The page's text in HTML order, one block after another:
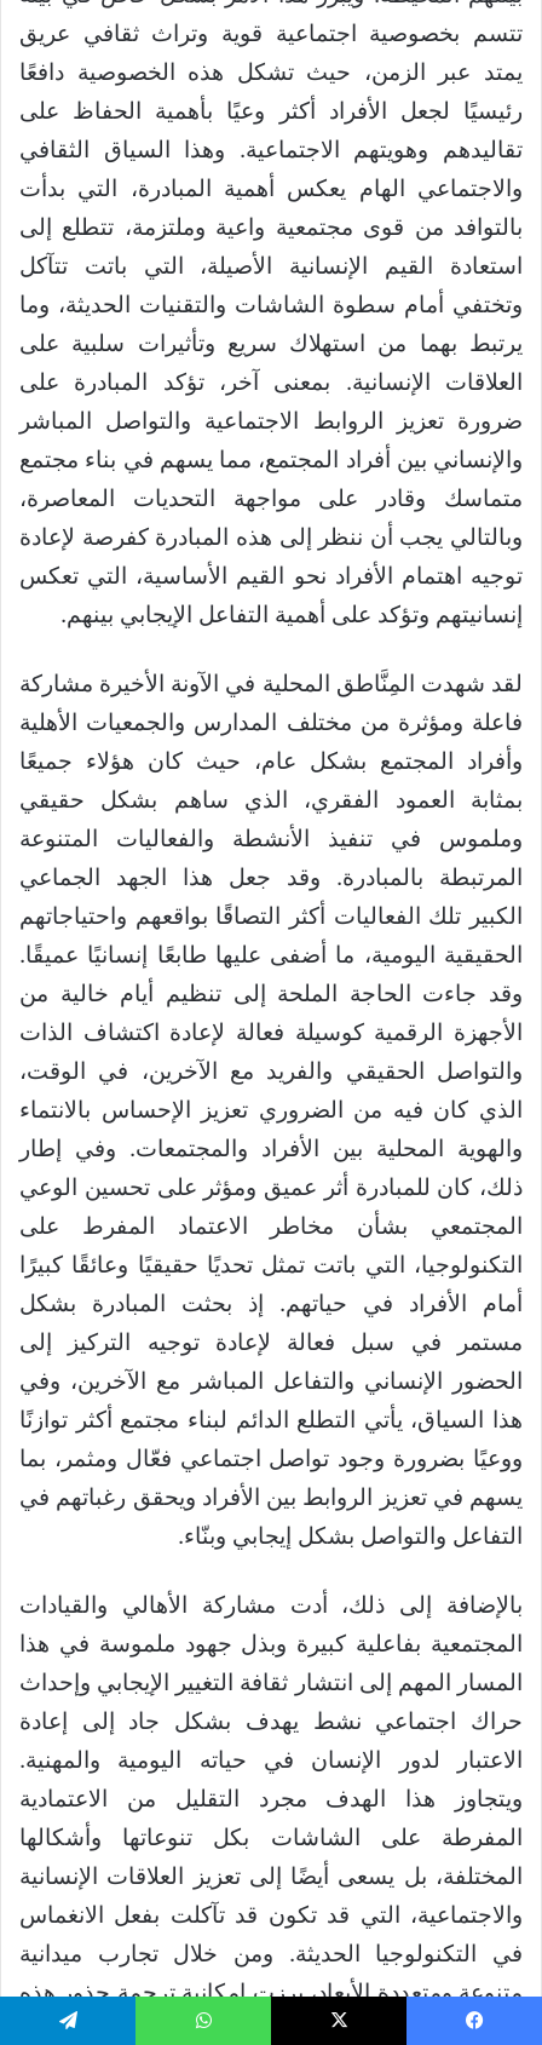
تتسم بخصوصية اجتماعية قوية وتراث ثقافي عريق
يمتد عبر الزمن، حيث تشكل هذه الخصوصية دافعًا
رئيسيًا لجعل الأفراد أكثر وعيًا بأهمية الحفاظ على
تقاليدهم وهويتهم الاجتماعية. وهذا السياق الثقافي
والاجتماعي الهام يعكس أهمية المبادرة، التي بدأت
بالتوافد من قوى مجتمعية واعية وملتزمة، تتطلع إلى
استعادة القيم الإنسانية الأصيلة، التي باتت تتآكل
وتختفي أمام سطوة الشاشات والتقنيات الحديثة، وما
يرتبط بهما من استهلاك سريع وتأثيرات سلبية على
العلاقات الإنسانية. بمعنى آخر، تؤكد المبادرة على
ضرورة تعزيز الروابط الاجتماعية والتواصل المباشر
والإنساني بين أفراد المجتمع، مما يسهم في بناء مجتمع
متماسك وقادر على مواجهة التحديات المعاصرة،
وبالتالي يجب أن ننظر إلى هذه المبادرة كفرصة لإعادة
توجيه اهتمام الأفراد نحو القيم الأساسية، التي تعكس
إنسانيتهم وتؤكد على أهمية التفاعل الإيجابي بينهم.
لقد شهدت المِنَّاطق المحلية في الآونة الأخيرة مشاركة
فاعلة ومؤثرة من مختلف المدارس والجمعيات الأهلية
وأفراد المجتمع بشكل عام، حيث كان هؤلاء جميعًا
بمثابة العمود الفقري، الذي ساهم بشكل حقيقي
وملموس في تنفيذ الأنشطة والفعاليات المتنوعة
المرتبطة بالمبادرة. وقد جعل هذا الجهد الجماعي
الكبير تلك الفعاليات أكثر التصاقًا بواقعهم واحتياجاتهم
الحقيقية اليومية، ما أضفى عليها طابعًا إنسانيًا عميقًا.
وقد جاءت الحاجة الملحة إلى تنظيم أيام خالية من
الأجهزة الرقمية كوسيلة فعالة لإعادة اكتشاف الذات
والتواصل الحقيقي والفريد مع الآخرين، في الوقت،
الذي كان فيه من الضروري تعزيز الإحساس بالانتماء
والهوية المحلية بين الأفراد والمجتمعات. وفي إطار
ذلك، كان للمبادرة أثر عميق ومؤثر على تحسين الوعي
المجتمعي بشأن مخاطر الاعتماد المفرط على
التكنولوجيا، التي باتت تمثل تحديًا حقيقيًا وعائقًا كبيرًا
أمام الأفراد في حياتهم. إذ بحثت المبادرة بشكل
مستمر في سبل فعالة لإعادة توجيه التركيز إلى
الحضور الإنساني والتفاعل المباشر مع الآخرين، وفي
هذا السياق، يأتي التطلع الدائم لبناء مجتمع أكثر توازنًا
ووعيًا بضرورة وجود تواصل اجتماعي فعّال ومثمر، بما
يسهم في تعزيز الروابط بين الأفراد ويحقق رغباتهم في
التفاعل والتواصل بشكل إيجابي وبنّاء.
بالإضافة إلى ذلك، أدت مشاركة الأهالي والقيادات
المجتمعية بفاعلية كبيرة وبذل جهود ملموسة في هذا
المسار المهم إلى انتشار ثقافة التغيير الإيجابي وإحداث
حراك اجتماعي نشط يهدف بشكل جاد إلى إعادة
الاعتبار لدور الإنسان في حياته اليومية والمهنية.
ويتجاوز هذا الهدف مجرد التقليل من الاعتمادية
المفرطة على الشاشات بكل تنوعاتها وأشكالها
المختلفة، بل يسعى أيضًا إلى تعزيز العلاقات الإنسانية
والاجتماعية، التي قد تكون قد تآكلت بفعل الانغماس
في التكنولوجيا الحديثة. ومن خلال تجارب ميدانية
متنوعة ومتعددة الأبعاد، برزت إمكانية ترجمة جذور هذه
المبادرة الطموحة إلى نموذج مستدام يمكن تعميمه